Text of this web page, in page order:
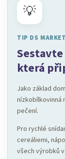
💡
TIP DS
která
Jako základ
nízkobílkovinná
pečení.
Pro rychlé
cereáliemi,
všech výrobků